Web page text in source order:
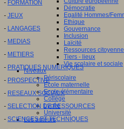
Démocratie
Egalité Hommes/
Ethique
Gouvernance
Inclusion
Laïcité
Ressources
Tiers - lieux
Vie scolaire et sociale
Niveaux
Périscolaire
Ecole maternelle
Ecole élémentaire
Collège
Lycée
Université
Les auteurs
- FORMATION
- JEUX
- LANGAGES
- MEDIAS
- METIERS
- PRATIQUES NUMERIQUES
- PROSPECTIVE
- RESEAUX SOCIAUX
- SELECTION DE RESSOURCES
- SCIENCES ET TECHNIQUES